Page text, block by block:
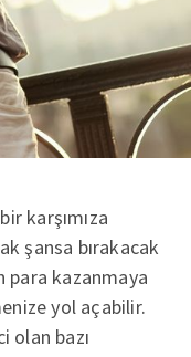
karşımıza
şansa bırakacak
para kazanmaya
yol açabilir.
olan bazı